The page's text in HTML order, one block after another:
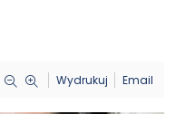
Wydrukuj Email